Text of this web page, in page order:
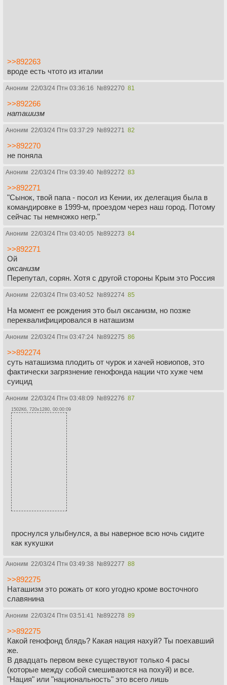
>>892263
вроде есть чтото из италии
Аноним 22/03/24 Птн 03:36:16 №892270 81
>>892266
наташизм
Аноним 22/03/24 Птн 03:37:29 №892271 82
>>892270
не поняла
Аноним 22/03/24 Птн 03:39:40 №892272 83
>>892271
"Сынок, твой папа - посол из Кении, их делегация была в
командировке в 1999-м, проездом через наш город. Потому
сейчас ты немножко негр."
Аноним 22/03/24 Птн 03:40:05 №892273 84
>>892271
Ой
оксанизм
Перепутал, сорян. Хотя с другой стороны Крым это Россия
Аноним 22/03/24 Птн 03:40:52 №892274 85
На момент ее рождения это был оксанизм, но позже
переквалифицировался в наташизм
Аноним 22/03/24 Птн 03:47:24 №892275 86
>>892274
суть наташизма плодить от чурок и хачей новиопов, это
фактически загрязнение генофонда нации что хуже чем
суицид
Аноним 22/03/24 Птн 03:48:09 №892276 87
1502Кб, 720x1280, 00:00:09
проснулся улыбнулся, а вы наверное всю ночь сидите
как кукушки
Аноним 22/03/24 Птн 03:49:38 №892277 88
>>892275
Наташизм это рожать от кого угодно кроме восточного
славянина
Аноним 22/03/24 Птн 03:51:41 №892278 89
>>892275
Какой генофонд блядь? Какая нация нахуй? Ты поехавший
же.
В двадцать первом веке существуют только 4 расы
(которые между собой смешиваются на похуй) и все.
"Нация" или "национальность" это всего лишь